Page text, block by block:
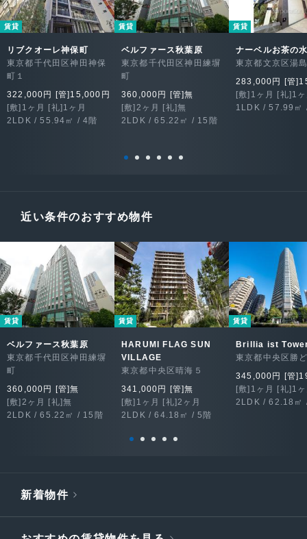
賃貸
リブクオーレ神保町
東京都千代田区神田神保
町１
322,000円 [管]15,000円
[敷]1ヶ月 [礼]1ヶ月
2LDK / 55.94㎡ / 4階
賃貸
ベルファース秋葉原
東京都千代田区神田練塀
町
360,000円 [管]無
[敷]2ヶ月 [礼]無
2LDK / 65.22㎡ / 15階
賃貸
ナーベルお茶の
東京都文京区湯
283,000円 [管
[敷]1ヶ月 [礼]1
1LDK / 57.99㎡
近い条件のおすすめ物件
賃貸
ベルファース秋葉原
東京都千代田区神田練塀
町
360,000円 [管]無
[敷]2ヶ月 [礼]無
2LDK / 65.22㎡ / 15階
賃貸
HARUMI FLAG SUN
VILLAGE
東京都中央区晴海５
341,000円 [管]無
[敷]1ヶ月 [礼]2ヶ月
2LDK / 64.18㎡ / 5階
賃貸
Brillia ist
東京都中央区勝
345,000円 [管
[敷]1ヶ月 [礼]1
2LDK / 62.18㎡
新着物件